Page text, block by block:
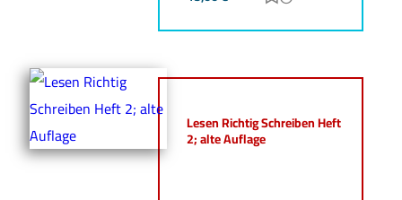
Lesen Richtig Schreiben Heft
2; alte Auflage